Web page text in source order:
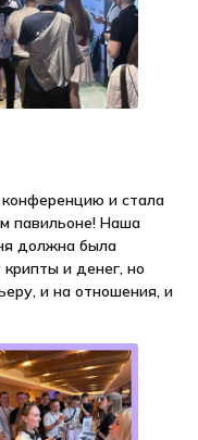
и стала
павильоне! Наша
должна была
и денег, но
и на отношения, и